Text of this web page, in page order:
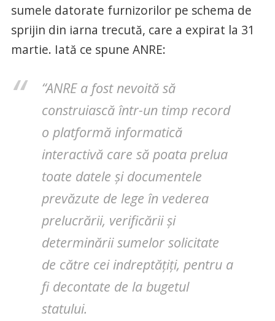
sumele datorate furnizorilor pe schema de
sprijin din iarna trecută, care a expirat la 31
martie. Iată ce spune ANRE:
“ANRE a fost nevoită să
construiască într-un timp record
o platformă informatică
interactivă care să poata prelua
toate datele și documentele
prevăzute de lege în vederea
prelucrării, verificării și
determinării sumelor solicitate
de către cei indreptățiți, pentru a
fi decontate de la bugetul
statului.